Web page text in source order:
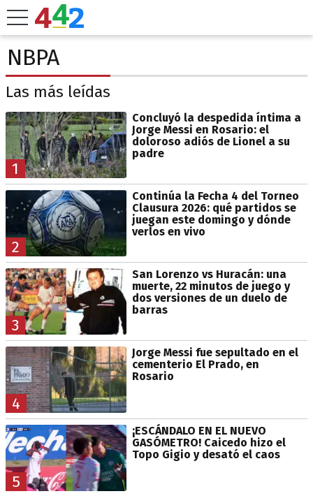
NBPA
Las más leídas
1
Concluyó la despedida íntima a
Jorge Messi en Rosario: el
doloroso adiós de Lionel a su
padre
2
Continúa la Fecha 4 del Torneo
Clausura 2026: qué partidos se
juegan este domingo y dónde
verlos en vivo
3
San Lorenzo vs Huracán: una
muerte, 22 minutos de juego y
dos versiones de un duelo de
barras
4
Jorge Messi fue sepultado en el
cementerio El Prado, en
Rosario
5
¡ESCÁNDALO EN EL NUEVO
GASÓMETRO! Caicedo hizo el
Topo Gigio y desató el caos